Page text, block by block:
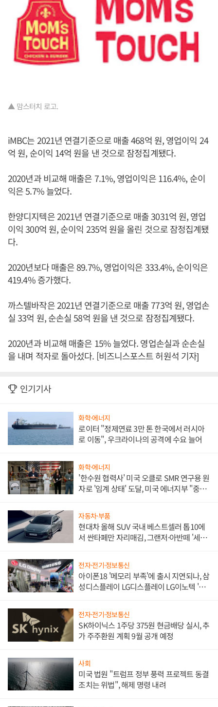
▲ 맘스터치 로고.
iMBC는 2021년 연결기준으로 매출 468억 원, 영업이익 24
억 원, 순이익 14억 원을 낸 것으로 잠정집계됐다.
2020년과 비교해 매출은 7.1%, 영업이익은 116.4%, 순이
익은 5.7% 늘었다.
한양디지텍은 2021년 연결기준으로 매출 3031억 원, 영업
이익 300억 원, 순이익 235억 원을 올린 것으로 잠정집계됐
다.
2020년보다 매출은 89.7%, 영업이익은 333.4%, 순이익은
419.4% 증가했다.
까스텔바작은 2021년 연결기준으로 매출 773억 원, 영업손
실 33억 원, 순손실 58억 원을 낸 것으로 잠정집계됐다.
2020년과 비교해 매출은 15% 늘었다. 영업손실과 순손실
을 내며 적자로 돌아섰다. [비즈니스포스트 허원석 기자]
인기기사
화학·에너지
로이터 "정제연료 3만 톤 한국에서 러시아
로 이동", 우크라이나의 공격에 수요 늘어
화학·에너지
'한수원 협력사' 미국 오클로 SMR 연구용 원
자로 '임계 상태' 도달, 미국 에너지부 "중요
자동차·부품
현대차 올해 SUV 국내 베스트셀러 톱10에
서 싼타페만 자리매김, 그랜저·아반떼 '세단
전자·전기·정보통신
아이폰18 '메모리 부족'에 출시 지연되나, 삼
성디스플레이 LG디스플레이 LG이노텍 '탈
전자·전기·정보통신
SK하이닉스 1주당 375원 현금배당 실시, 추
가 주주환원 계획 9월 공개 예정
사회
미국 법원 "트럼프 정부 풍력 프로젝트 동결
조치는 위법", 해제 명령 내려